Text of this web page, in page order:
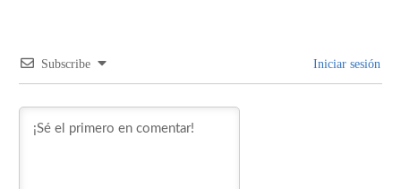
Subscribe Iniciar sesión